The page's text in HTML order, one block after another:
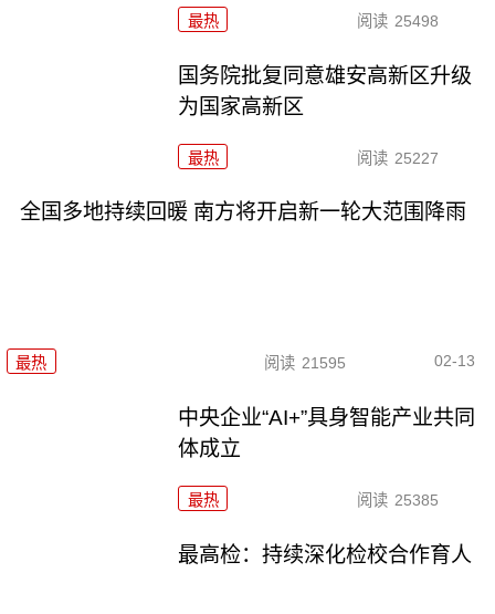
最热 阅读 25498
国务院批复同意雄安高新区升级
为国家高新区
最热 阅读 25227
全国多地持续回暖 南方将开启新一轮大范围降雨
最热 阅读 21595 02-13
中央企业“AI+”具身智能产业共同
体成立
最热 阅读 25385
最高检：持续深化检校合作育人